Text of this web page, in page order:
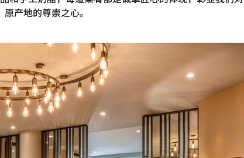
原产地的尊崇之心。